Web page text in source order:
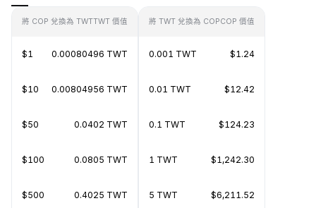
將 COP 兌換為 TWTTWT 價值
$1 0.00080496 TWT
$10 0.00804956 TWT
$50 0.0402 TWT
$100 0.0805 TWT
$500 0.4025 TWT
將 TWT 兌換為 COPCOP 價值
0.001 TWT $1.24
0.01 TWT $12.42
0.1 TWT $124.23
1 TWT $1,242.30
5 TWT $6,211.52